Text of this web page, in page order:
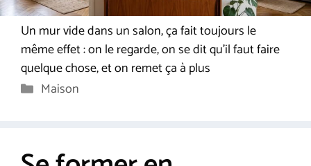
Un mur vide dans un salon, ça fait toujours le
même effet : on le regarde, on se dit qu’il faut faire
quelque chose, et on remet ça à plus
Catégories
Maison